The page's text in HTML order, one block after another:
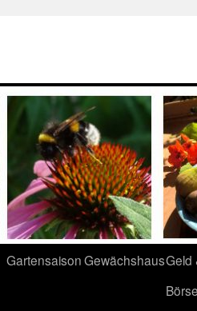
GartensaisonGewächshausGeld